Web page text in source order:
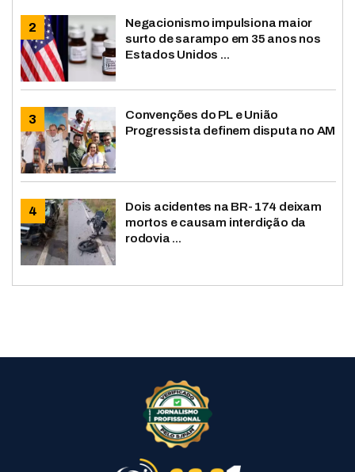
Negacionismo impulsiona maior
surto de sarampo em 35 anos nos
Estados Unidos ...
Convenções do PL e União
Progressista definem disputa no AM
Dois acidentes na BR-174 deixam
mortos e causam interdição da
rodovia ...